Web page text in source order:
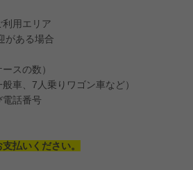
用エリア
ある場合
スの数）
車、7人乗りワゴン車など）
話番号
払いください。